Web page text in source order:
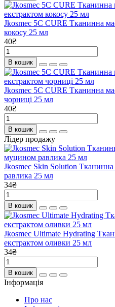
Jkosmec 5C CURE Тканинна
кокосу 25 мл
40₴
В кошик
Jkosmec 5C CURE Тканинна
чорниці 25 мл
40₴
В кошик
Лідер продажу
Jkosmec Skin Solution
равлика 25 мл
34₴
В кошик
Jkosmec Ultimate Hydrating
екстрактом оливки 25 мл
34₴
В кошик
Інформація
Про нас